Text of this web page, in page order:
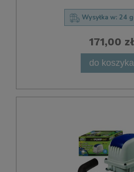
Wysyłka w: 24
171,00 zł
do koszyka